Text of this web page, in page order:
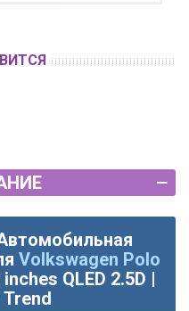
Volkswagen Polo
inches QLED 2.5D |
Trend